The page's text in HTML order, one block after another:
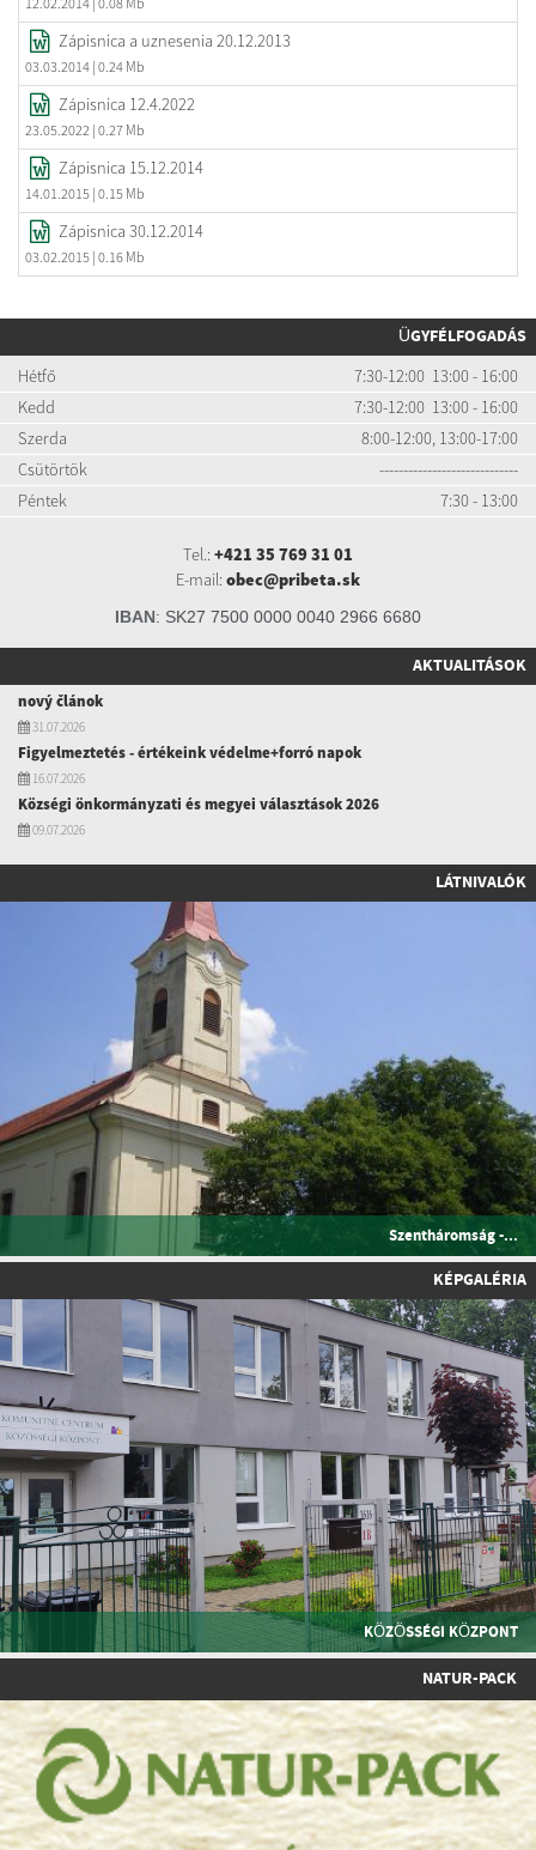
Zápisnica a uznesenia 20.12.2013
03.03.2014 | 0.24 Mb
Zápisnica 12.4.2022
23.05.2022 | 0.27 Mb
Zápisnica 15.12.2014
14.01.2015 | 0.15 Mb
Zápisnica 30.12.2014
03.02.2015 | 0.16 Mb
ÜGYFÉLFOGADÁS
Hétfő
7:30-12:00 13:00 - 16:00
Kedd
7:30-12:00 13:00 - 16:00
Szerda
8:00-12:00, 13:00-17:00
Csütörtök
-----------------------------
Péntek
7:30 - 13:00
Tel.: +421 35 769 31 01
E-mail: obec@pribeta.sk
IBAN: SK27 7500 0000 0040 2966 6680
AKTUALITÁSOK
nový článok
31.07.2026
Figyelmeztetés - értékeink védelme+forró napok
16.07.2026
Községi önkormányzati és megyei választások 2026
09.07.2026
LÁTNIVALÓK
Szentháromság -...
KÉPGALÉRIA
KÖZÖSSÉGI KÖZPONT
NATUR-PACK